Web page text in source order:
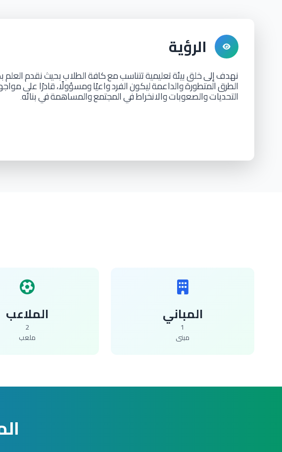
الرؤية
نهدفإلىخلقبيئةتعليميةتتناسبمعكافةالطلاببحيثنقدمالعلم
الطرقالمتطورةوالداعمةليكونالفردواعيًاومسؤولًا،قادرًاعلى
التحدياتوالصعوباتوالانخراطفيالمجتمعوالمساهمةفيبنائه.
المباني
1
مبنى
الملاعب
2
ملعب